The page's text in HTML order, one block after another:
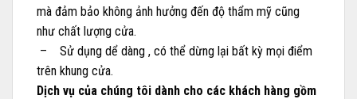
mà đảm bảo không ảnh hưởng đến độ thẩm mỹ cũng
như chất lượng cửa.
– Sử dụng dể dàng , có thể dừng lại bất kỳ mọi điểm
trên khung cửa.
Dịch vụ của chúng tôi dành cho các khách hàng gồm